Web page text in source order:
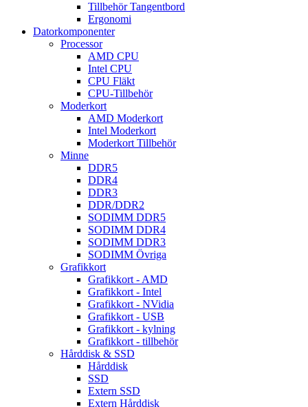
Tillbehör Tangentbord
Ergonomi
Datorkomponenter
Processor
AMD CPU
Intel CPU
CPU Fläkt
CPU-Tillbehör
Moderkort
AMD Moderkort
Intel Moderkort
Moderkort Tillbehör
Minne
DDR5
DDR4
DDR3
DDR/DDR2
SODIMM DDR5
SODIMM DDR4
SODIMM DDR3
SODIMM Övriga
Grafikkort
Grafikkort - AMD
Grafikkort - Intel
Grafikkort - NVidia
Grafikkort - USB
Grafikkort - kylning
Grafikkort - tillbehör
Hårddisk & SSD
Hårddisk
SSD
Extern SSD
Extern Hårddisk